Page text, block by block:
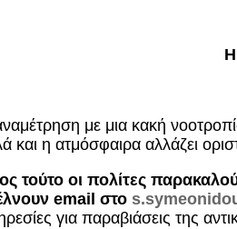
με μια κακή
και η ατμόσφαιρα αλλάζει
τούτο οι πολίτες
email στο s.
για παραβιάσεις της